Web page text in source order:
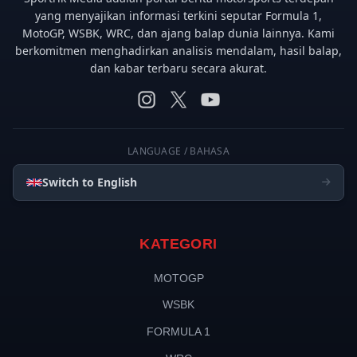
yang menyajikan informasi terkini seputar Formula 1,
MotoGP, WSBK, WRC, dan ajang balap dunia lainnya. Kami
berkomitmen menghadirkan analisis mendalam, hasil balap,
dan kabar terbaru secara akurat.
LANGUAGE / BAHASA
Switch to English
KATEGORI
MOTOGP
WSBK
FORMULA 1